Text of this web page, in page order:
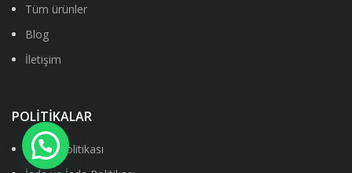
Tüm ürünler
Blog
İletişim
POLİTİKALAR
Gizlilik Politikası